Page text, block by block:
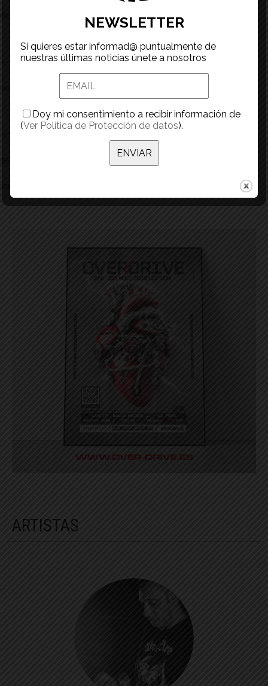
🎟️Estudios Z. Avda. de Maximiliano Puerro del Tell, 33
✴️TORREJÓN DE ARDOZ
🎟️Taller Blanco y Morales Avda. de la Constitución 148
ARTISTAS
NEWSLETTER
Si quieres estar informad@ puntualmente de
nuestras últimas noticias únete a nosotros
Doy mi consentimiento a recibir información de
(Ver Política de Protección de datos).